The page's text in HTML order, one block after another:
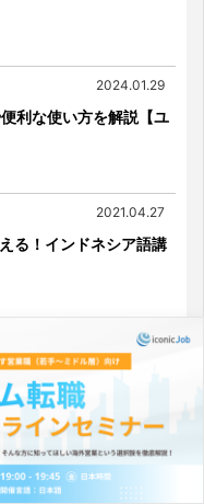
2024.01.29
利な使い方を解説【ユ
2021.04.27
る！インドネシア語講
相談する